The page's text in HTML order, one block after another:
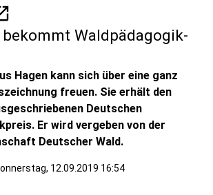
Waldpädagogik-
Hagen kann sich über eine ganz
freuen. Sie erhält den
Deutschen
Er wird vergeben von der
Deutscher Wald.
12.09.2019 16:54